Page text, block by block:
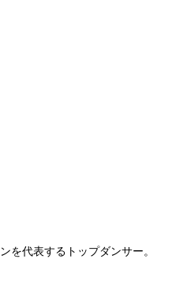
を代表するトップダンサー。